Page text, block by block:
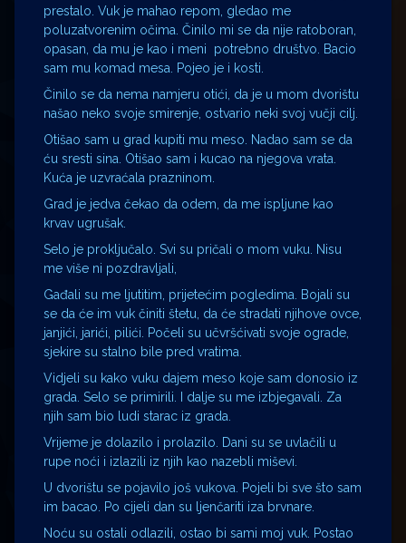
prestalo. Vuk je mahao repom, gledao me
poluzatvorenim očima. Činilo mi se da nije ratoboran,
opasan, da mu je kao i meni potrebno društvo. Bacio
sam mu komad mesa. Pojeo je i kosti.
Činilo se da nema namjeru otići, da je u mom dvorištu
našao neko svoje smirenje, ostvario neki svoj vučji cilj.
Otišao sam u grad kupiti mu meso. Nadao sam se da
ću sresti sina. Otišao sam i kucao na njegova vrata.
Kuća je uzvraćala prazninom.
Grad je jedva čekao da odem, da me ispljune kao
krvav ugrušak.
Selo je proključalo. Svi su pričali o mom vuku. Nisu
me više ni pozdravljali,
Gađali su me ljutitim, prijetećim pogledima. Bojali su
se da će im vuk činiti štetu, da će stradati njihove ovce,
janjići, jarići, pilići. Počeli su učvršćivati svoje ograde,
sjekire su stalno bile pred vratima.
Vidjeli su kako vuku dajem meso koje sam donosio iz
grada. Selo se primirili. I dalje su me izbjegavali. Za
njih sam bio ludi starac iz grada.
Vrijeme je dolazilo i prolazilo. Dani su se uvlačili u
rupe noći i izlazili iz njih kao nazebli miševi.
U dvorištu se pojavilo još vukova. Pojeli bi sve što sam
im bacao. Po cijeli dan su ljenčariti iza brvnare.
Noću su ostali odlazili, ostao bi sami moj vuk. Postao